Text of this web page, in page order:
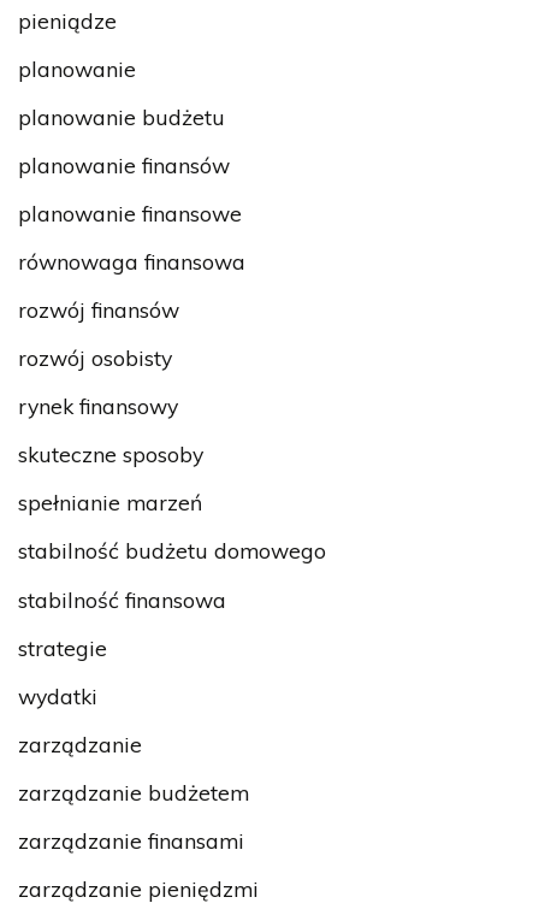
pieniądze
planowanie
planowanie budżetu
planowanie finansów
planowanie finansowe
równowaga finansowa
rozwój finansów
rozwój osobisty
rynek finansowy
skuteczne sposoby
spełnianie marzeń
stabilność budżetu domowego
stabilność finansowa
strategie
wydatki
zarządzanie
zarządzanie budżetem
zarządzanie finansami
zarządzanie pieniędzmi